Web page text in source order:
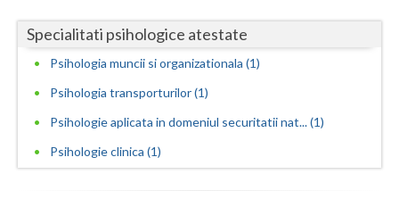
Mures
Neamt
Olt
Prahova
Salaj
Specialitati psihologice atestate
Psihologia muncii si organizationala (1)
Psihologia transporturilor (1)
Psihologie aplicata in domeniul securitatii nat... (1)
Psihologie clinica (1)